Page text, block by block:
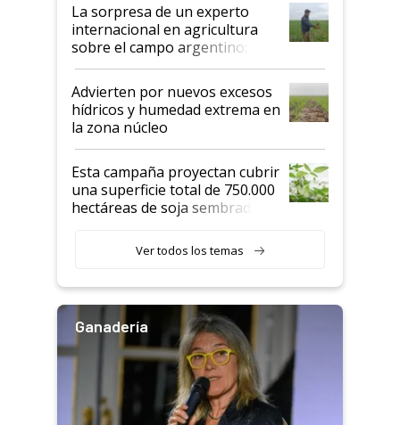
La sorpresa de un experto
internacional en agricultura
sobre el campo argentino:
"Estoy muy impresionado"
Advierten por nuevos excesos
hídricos y humedad extrema en
la zona núcleo
Esta campaña proyectan cubrir
una superficie total de 750.000
hectáreas de soja sembradas
variedades que marcan un
salto tecnológico en genética y
Ver todos los temas
Ganadería